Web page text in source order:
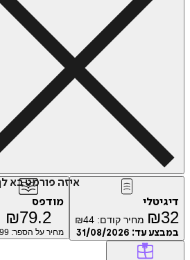
איזה פורמט בא
דיגיטלי
₪32 מחיר קודם: ₪44
במבצע עד: 31/08/2026
מודפס
₪79.2
מחיר על הספר: ₪ 99